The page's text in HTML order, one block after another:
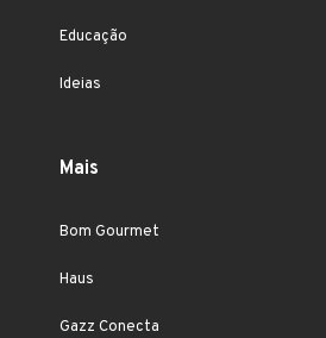
Educação
Ideias
Mais
Bom Gourmet
Haus
Gazz Conecta